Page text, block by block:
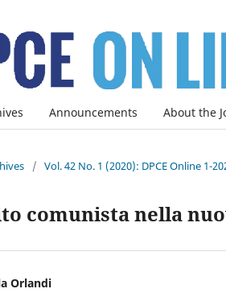
Announcements About the
/ Vol. 42 No. 1 (2020): DPCE Online 1-
comunista nella
Orlandi